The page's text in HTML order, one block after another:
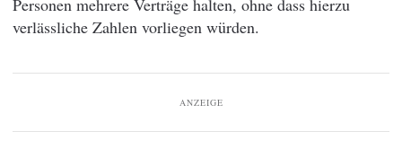
Personen mehrere Verträge halten, ohne dass hierzu
verlässliche Zahlen vorliegen würden.
ANZEIGE